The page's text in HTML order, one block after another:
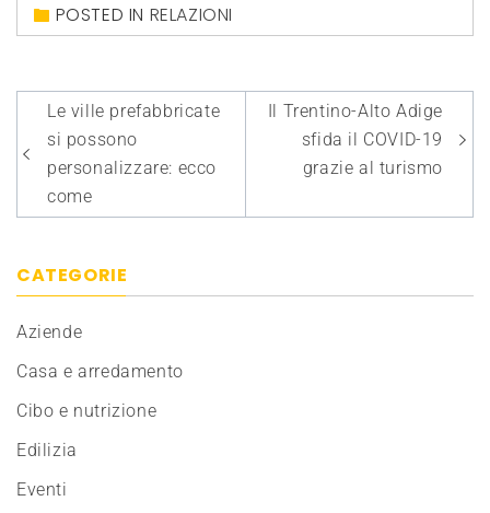
POSTED IN RELAZIONI
Navigazione
articoli
Le ville prefabbricate
si possono
personalizzare: ecco
come
Il Trentino-Alto Adige
sfida il COVID-19
grazie al turismo
CATEGORIE
Aziende
Casa e arredamento
Cibo e nutrizione
Edilizia
Eventi